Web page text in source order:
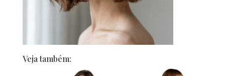
Veja também: